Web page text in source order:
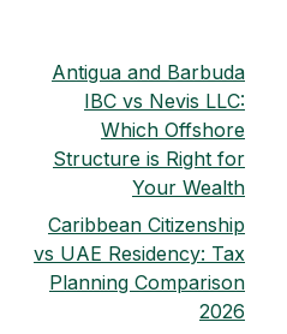
Antigua and Barbuda
IBC vs Nevis LLC:
Which Offshore
Structure is Right for
Your Wealth
Caribbean Citizenship
vs UAE Residency: Tax
Planning Comparison
2026